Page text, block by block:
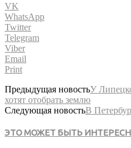
VK
WhatsApp
Twitter
Telegram
Viber
Email
Print
Предыдущая новостьУ
хотят отобрать землю
Следующая новостьВ
ЭТО МОЖЕТ БЫТЬ